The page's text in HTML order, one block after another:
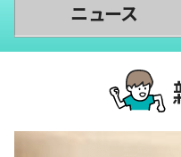
ニュース